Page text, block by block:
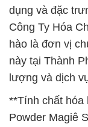
dụng và đặc
Công Ty Hóa
hào là đơn vị
này tại Thành
lượng và dịch
**Tính chất hóa
Powder Magiê